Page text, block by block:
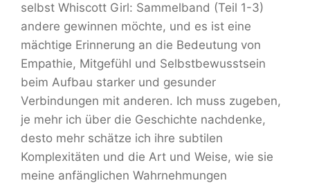
selbst Whiscott Girl: Sammelband (Teil 1-3)
andere gewinnen möchte, und es ist eine
mächtige Erinnerung an die Bedeutung von
Empathie, Mitgefühl und Selbstbewusstsein
beim Aufbau starker und gesunder
Verbindungen mit anderen. Ich muss zugeben,
je mehr ich über die Geschichte nachdenke,
desto mehr schätze ich ihre subtilen
Komplexitäten und die Art und Weise, wie sie
meine anfänglichen Wahrnehmungen